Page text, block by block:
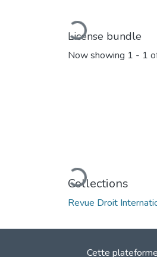
Loading...
License bundle
Now showing 1 - 1
Loading...
Collections
Revue Droit
Cette